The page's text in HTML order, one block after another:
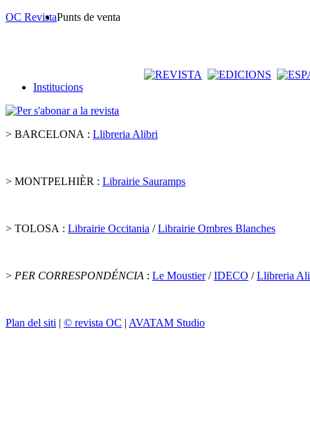
OC RevistaPunts de venta
Institucions
> BARCELONA : Llibreria Alibri
> MONTPELHIÈR : Librairie Sauramps
> TOLOSA : Librairie Occitania /Librairie Ombres Blanches
> PER CORRESPONDÉNCIA : Le Moustier/IDECO /Llibreria
Plan del siti | © revista OC | AVATAM Studio